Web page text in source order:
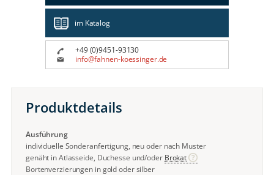
im Katalog
+49 (0)9451-93130
info@fahnen-koessinger.de
Produktdetails
Ausführung
individuelle Sonderanfertigung, neu oder nach Muster
genäht in Atlasseide, Duchesse und/oder Brokat
Bortenverzierungen in gold oder silber